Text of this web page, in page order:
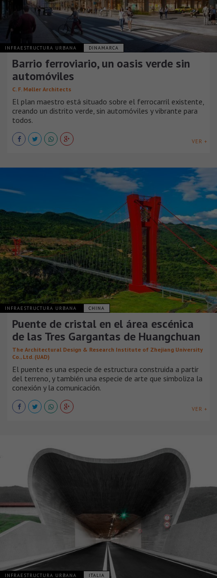
INFRAESTRUCTURA URBANA DINAMARCA
Barrio ferroviario, un oasis verde sin
automóviles
C. F. Møller Architects
El plan maestro está situado sobre el ferrocarril existente,
creando un distrito verde, sin automóviles y vibrante para
todos.
VER +
INFRAESTRUCTURA URBANA CHINA
Puente de cristal en el área escénica
de las Tres Gargantas de Huangchuan
The Architectural Design & Research Institute of Zhejiang University
Co., Ltd. (UAD)
El puente es una especie de estructura construida a partir
del terreno, y también una especie de arte que simboliza la
conexión y la comunicación.
VER +
INFRAESTRUCTURA URBANA ITALIA